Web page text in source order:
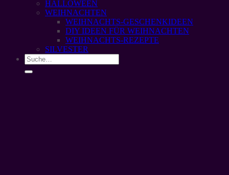
HALLOWEEN
WEIHNACHTEN
WEIHNACHTS-GESCHENKIDEEN
DIY IDEEN FÜR WEIHNACHTEN
WEIHNACHTS-REZEPTE
SILVESTER